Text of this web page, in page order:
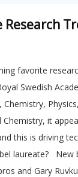
favorite
Swedish
Chemistry, it
this is driving
laureate? New
and Gary